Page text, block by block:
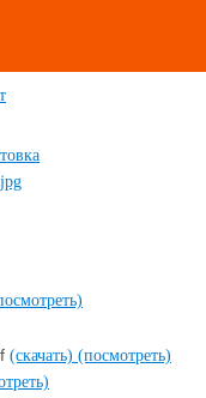
(скачать) (посмотреть)